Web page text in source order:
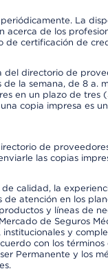
La
de los
de certificación de
directorio de
de la semana, de 8 a.
en un plazo de tres
copia impresa es
de
las copias
calidad, la
atención en los
y líneas de
de Seguros
y
con los
Permanente y los